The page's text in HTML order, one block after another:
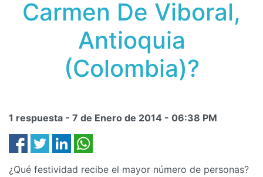
Carmen De Viboral,
Antioquia
(Colombia)?
1 respuesta - 7 de Enero de 2014 - 06:38 PM
¿Qué festividad recibe el mayor número de personas?